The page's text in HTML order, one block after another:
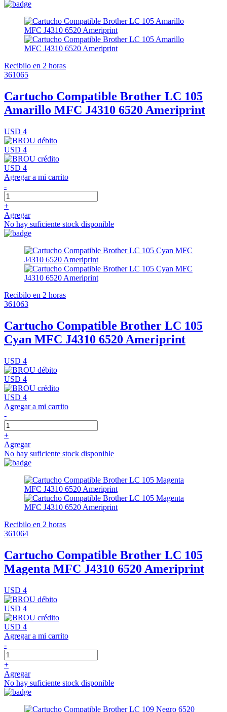
Recibilo en 2 horas
361065
Cartucho Compatible Brother LC 105
Amarillo MFC J4310 6520 Ameriprint
USD 4
USD 4
USD 4
Agregar a mi carrito
-
+
Agregar
No hay suficiente stock disponible
Recibilo en 2 horas
361063
Cartucho Compatible Brother LC 105
Cyan MFC J4310 6520 Ameriprint
USD 4
USD 4
USD 4
Agregar a mi carrito
-
+
Agregar
No hay suficiente stock disponible
Recibilo en 2 horas
361064
Cartucho Compatible Brother LC 105
Magenta MFC J4310 6520 Ameriprint
USD 4
USD 4
USD 4
Agregar a mi carrito
-
+
Agregar
No hay suficiente stock disponible